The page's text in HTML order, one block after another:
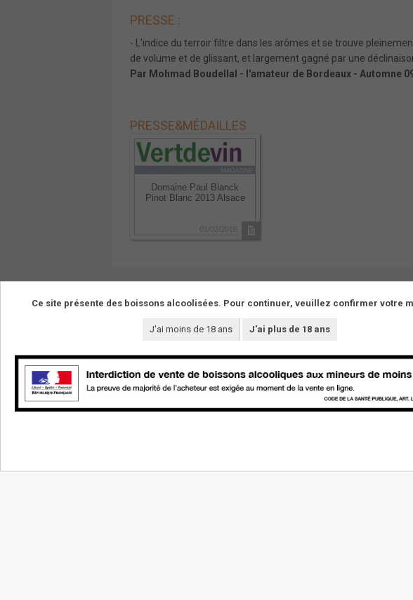
PRESSE :
- L'indice du terroir filtre dans les arômes et se trouve
de volume et de glissant, et largement gagné par une
Par Mohmad Boudellal - l'amateur de Bordeaux - Automne
PRESSE&MÉDAILLES
Domaine Paul Blanck
Pinot Blanc 2013 Alsace
Ce site présente des boissons alcoolisées. Pour continuer, veuillez confirmer votre
J'ai moins de 18 ans J'ai plus de 18 ans